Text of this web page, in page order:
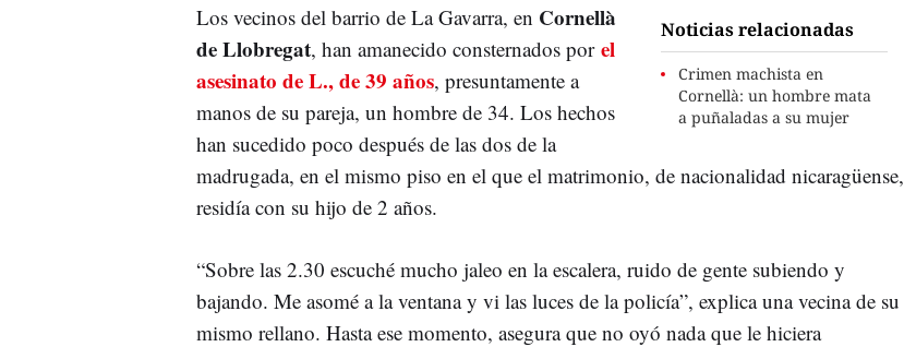
Noticias relacionadas
Crimen machista en
Cornellà: un hombre mata
a puñaladas a su mujer
Los vecinos del barrio de La Gavarra, en Cornellà
de Llobregat, han amanecido consternados por el
asesinato de L., de 39 años, presuntamente a
manos de su pareja, un hombre de 34. Los hechos
han sucedido poco después de las dos de la
madrugada, en el mismo piso en el que el matrimonio, de nacionalidad nicaragüense,
residía con su hijo de 2 años.
“Sobre las 2.30 escuché mucho jaleo en la escalera, ruido de gente subiendo y
bajando. Me asomé a la ventana y vi las luces de la policía”, explica una vecina de su
mismo rellano. Hasta ese momento, asegura que no oyó nada que le hiciera